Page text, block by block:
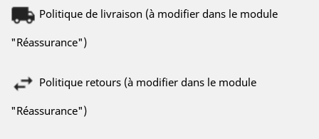
Politique de livraison (à modifier dans le module
"Réassurance")
Politique retours (à modifier dans le module
"Réassurance")